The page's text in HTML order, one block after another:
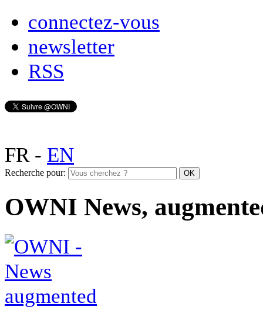
connectez-vous
newsletter
RSS
FR- EN
Recherche pour:
OWNI News,